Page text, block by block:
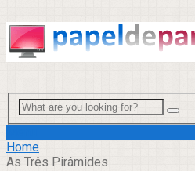
Home
As Três Pirâmides